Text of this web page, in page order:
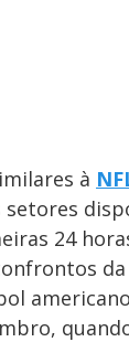
à
setores
24